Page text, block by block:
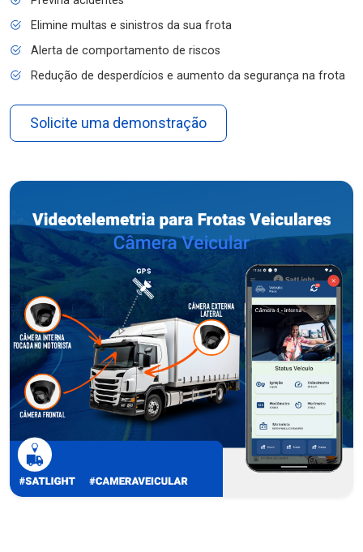
Elimine multas e sinistros da sua frota
Alerta de comportamento de riscos
Redução de desperdícios e aumento da segurança na frota
Solicite uma demonstração